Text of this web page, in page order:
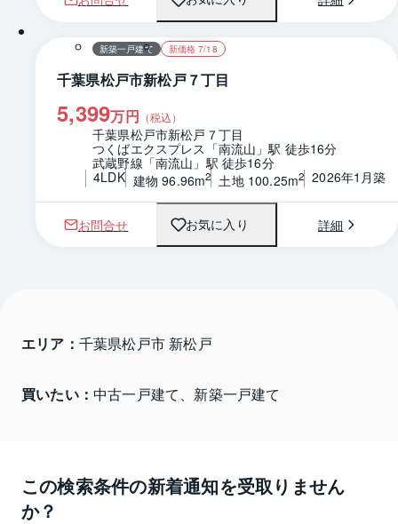
1 / 0 間取り
新築一戸建て 新価格 7/18
千葉県松戸市新松戸７丁目
5,399万円 （税込）
千葉県松戸市新松戸７丁目
つくばエクスプレス「南流山」駅 徒歩16分
武蔵野線「南流山」駅 徒歩16分
4LDK 建物 96.96m2 土地 100.25m2 2026年1月築
お問合せ お気に入り 詳細
エリア： 千葉県松戸市 新松戸
買いたい： 中古一戸建て、新築一戸建て
この検索条件の新着通知を受取りません
か？